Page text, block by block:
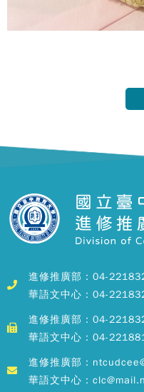
進修推廣部：04-
華語文中心：04-
進修推廣部：04-
華語文中心：04-
進修推廣部：
華語文中心：